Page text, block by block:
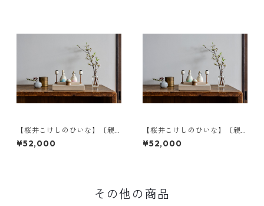
【桜井こけしのひいな】〔親
王飾りセット〕花みずき〈座
雛〉b
¥52,000
【桜井こけしのひいな】〔親
王飾りセット〕花みずき〈座
雛〉c
¥52,000
その他の商品